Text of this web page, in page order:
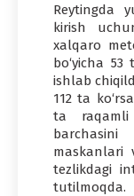
Reytingda
kirish
xalqaro
bo‘yicha
ishlab
112 ta
ta
maskanlari
tezlikdagi
tutilmoqda.